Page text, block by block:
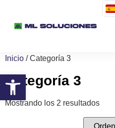
Inicio / Categoría 3
Categoría 3
Mostrando los 2 resultados